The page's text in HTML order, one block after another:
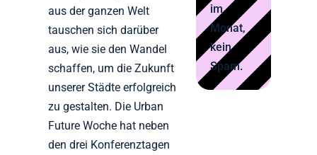
aus der ganzen Welt
tauschen sich darüber
aus, wie sie den Wandel
schaffen, um die Zukunft
unserer Städte erfolgreich
zu gestalten. Die Urban
Future Woche hat neben
den drei Konferenztagen
im
Monat,
kein
Spam.